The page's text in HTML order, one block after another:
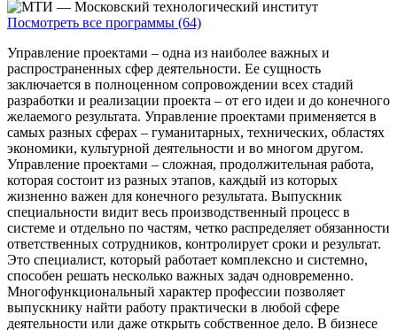
Посмотреть все программы (64)
Управление проектами – одна из наиболее важных и
распространенных сфер деятельности. Ее сущность
заключается в полноценном сопровождении всех стадий
разработки и реализации проекта – от его идеи и до конечного
желаемого результата. Управление проектами применяется в
самых разных сферах – гуманитарных, технических, областях
экономики, культурной деятельности и во многом другом.
Управление проектами – сложная, продолжительная работа,
которая состоит из разных этапов, каждый из которых
жизненно важен для конечного результата. Выпускник
специальности видит весь производственный процесс в
системе и отдельно по частям, четко распределяет обязанности
ответственных сотрудников, контролирует сроки и результат.
Это специалист, который работает комплексно и системно,
способен решать несколько важных задач одновременно.
Многофункциональный характер профессии позволяет
выпускнику найти работу практически в любой сфере
деятельности или даже открыть собственное дело. В бизнесе